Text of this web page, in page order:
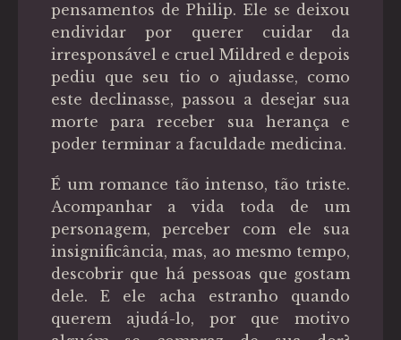
pensamentos de Philip. Ele se deixou
endividar por querer cuidar da
irresponsável e cruel Mildred e depois
pediu que seu tio o ajudasse, como
este declinasse, passou a desejar sua
morte para receber sua herança e
poder terminar a faculdade medicina.
É um romance tão intenso, tão triste.
Acompanhar a vida toda de um
personagem, perceber com ele sua
insignificância, mas, ao mesmo tempo,
descobrir que há pessoas que gostam
dele. E ele acha estranho quando
querem ajudá-lo, por que motivo